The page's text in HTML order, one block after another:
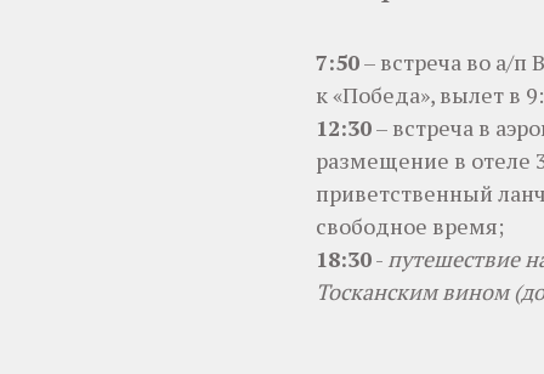
7:50– встреча во а/
к «Победа», вылет в
12:30– встреча в
размещение в отеле
приветственный
свободное время;
18:30- путешествие
Тосканским вином